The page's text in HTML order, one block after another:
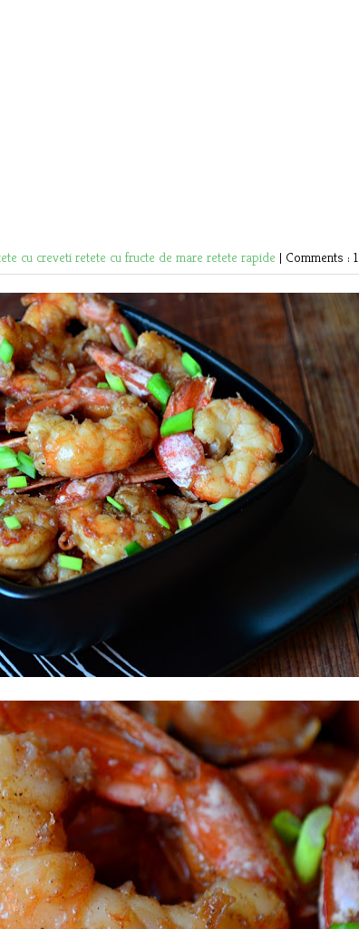
cu creveti retete cu fructe de mare retete rapide | Comments : 1